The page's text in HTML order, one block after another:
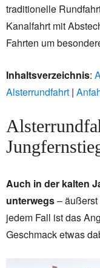
traditionelle
Kanalfahrt mit
Fahrten um
Inhaltsverzeichnis:
Alsterrundfahrt |
Auch in der kalten
unterwegs–
jedem Fall ist das
Geschmack etwas